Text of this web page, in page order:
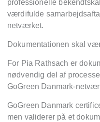
professionelle
værdifulde
netværket.
Dokumentationen skal
For Pia Rathsach er
nødvendig del af
GoGreen Danmark-
GoGreen Danmark
men validerer på et